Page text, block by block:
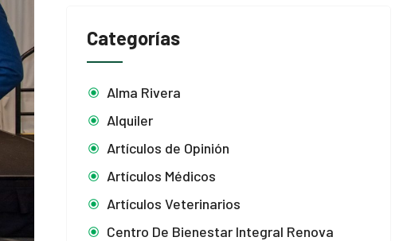
Categorías
Alma Rivera
Alquiler
Artículos de Opinión
Artículos Médicos
Artículos Veterinarios
Centro De Bienestar Integral Renova